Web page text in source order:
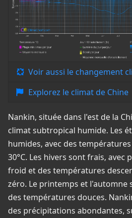
Voir aussi le changement
Explorez le climat de Chine
Nankin, située dans l'est de la
climat subtropical humide. Les
humides, avec des
30°C. Les hivers sont frais, avec
froid et des températures
zéro. Le printemps et l'automne
des températures douces.
des précipitations abondantes,